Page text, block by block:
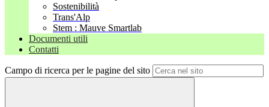
Sostenibilità
Trans'Alp
Stem : Mauve Smartlab
Documenti utili
Contatti
Campo di ricerca per le pagine del sito